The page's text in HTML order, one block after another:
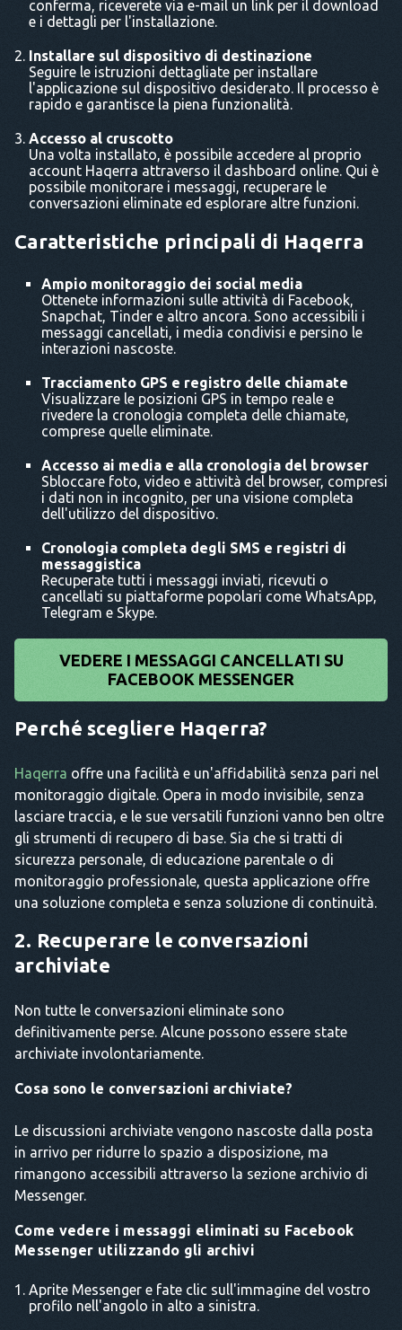
conferma, riceverete via e-mail un link per il download
e i dettagli per l'installazione.
Installare sul dispositivo di destinazione
Seguire le istruzioni dettagliate per installare
l'applicazione sul dispositivo desiderato. Il processo è
rapido e garantisce la piena funzionalità.
Accesso al cruscotto
Una volta installato, è possibile accedere al proprio
account Haqerra attraverso il dashboard online. Qui è
possibile monitorare i messaggi, recuperare le
conversazioni eliminate ed esplorare altre funzioni.
Caratteristiche principali di Haqerra
Ampio monitoraggio dei social media
Ottenete informazioni sulle attività di Facebook,
Snapchat, Tinder e altro ancora. Sono accessibili i
messaggi cancellati, i media condivisi e persino le
interazioni nascoste.
Tracciamento GPS e registro delle chiamate
Visualizzare le posizioni GPS in tempo reale e
rivedere la cronologia completa delle chiamate,
comprese quelle eliminate.
Accesso ai media e alla cronologia del browser
Sbloccare foto, video e attività del browser, compresi
i dati non in incognito, per una visione completa
dell'utilizzo del dispositivo.
Cronologia completa degli SMS e registri di
messaggistica
Recuperate tutti i messaggi inviati, ricevuti o
cancellati su piattaforme popolari come WhatsApp,
Telegram e Skype.
VEDERE I MESSAGGI CANCELLATI SU
FACEBOOK MESSENGER
Perché scegliere Haqerra?
Haqerra offre una facilità e un'affidabilità senza pari nel
monitoraggio digitale. Opera in modo invisibile, senza
lasciare traccia, e le sue versatili funzioni vanno ben oltre
gli strumenti di recupero di base. Sia che si tratti di
sicurezza personale, di educazione parentale o di
monitoraggio professionale, questa applicazione offre
una soluzione completa e senza soluzione di continuità.
2. Recuperare le conversazioni
archiviate
Non tutte le conversazioni eliminate sono
definitivamente perse. Alcune possono essere state
archiviate involontariamente.
Cosa sono le conversazioni archiviate?
Le discussioni archiviate vengono nascoste dalla posta
in arrivo per ridurre lo spazio a disposizione, ma
rimangono accessibili attraverso la sezione archivio di
Messenger.
Come vedere i messaggi eliminati su Facebook
Messenger utilizzando gli archivi
Aprite Messenger e fate clic sull'immagine del vostro
profilo nell'angolo in alto a sinistra.